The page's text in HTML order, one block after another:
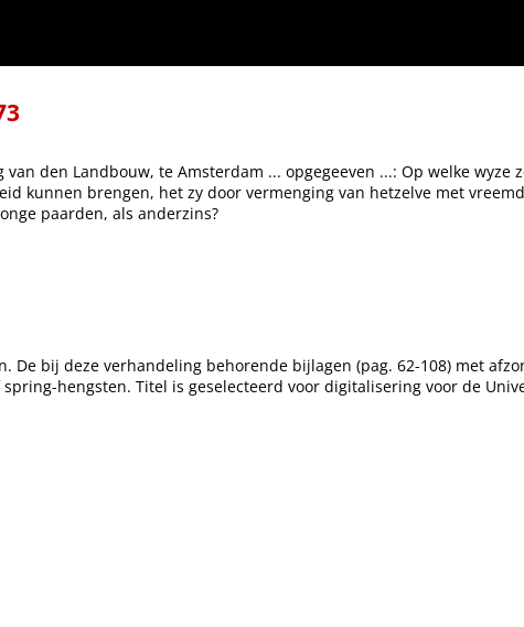
Op welke wyze zoude men het tegenwoordig ras van inlandsche paarden ... tot eene
der jonge paarden, als anderzins?
den Landbouw, te Amsterdam ... opgegeeven ...: Op welke wyze
kunnen brengen, het zy door vermenging van hetzelve met
paarden, als anderzins?
De bij deze verhandeling behorende bijlagen (pag. 62-108) met
hengsten. Titel is geselecteerd voor digitalisering voor de